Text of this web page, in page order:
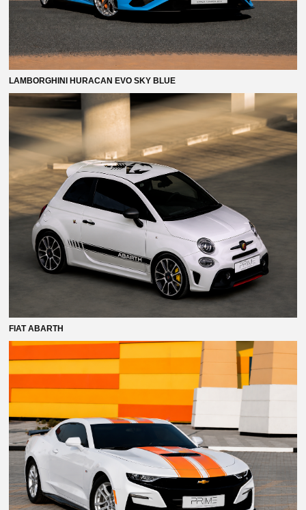
LAMBORGHINI HURACAN EVO SKY BLUE
FIAT ABARTH
Политика конфиденциальности
Разработка сайта: Art-Maksimenko